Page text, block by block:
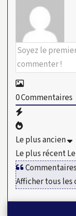
0Commentaires
Le plus ancien
Le plus récent
Afficher tous les